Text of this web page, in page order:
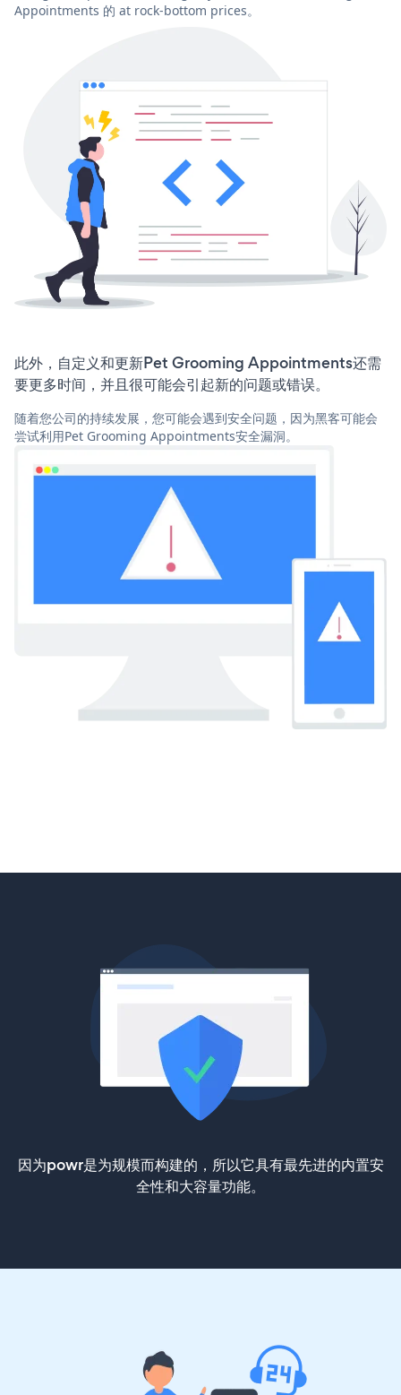
Appointments 的 at rock-bottom prices。
此外，自定义和更新Pet Grooming Appointments还需
要更多时间，并且很可能会引起新的问题或错误。
随着您公司的持续发展，您可能会遇到安全问题，因为黑客可能会
尝试利用Pet Grooming Appointments安全漏洞。
因为powr是为规模而构建的，所以它具有最先进的内置安
全性和大容量功能。